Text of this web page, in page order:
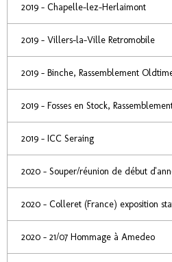
2019 - Chapelle-lez-Herlaimont
2019 - Villers-la-Ville Retromobile
2019 - Binche, Rassemblement
2019 - Fosses en Stock,
2019 - ICC Seraing
2020 - Souper/réunion de début
2020 - Colleret (France) exposition
2020 - 21/07 Hommage à Amedeo